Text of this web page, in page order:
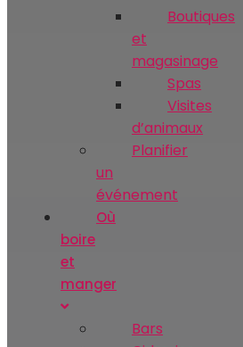
Boutiques
et
magasinage
Spas
Visites
d’animaux
Planifier
un
événement
Où
boire
et
manger
Bars